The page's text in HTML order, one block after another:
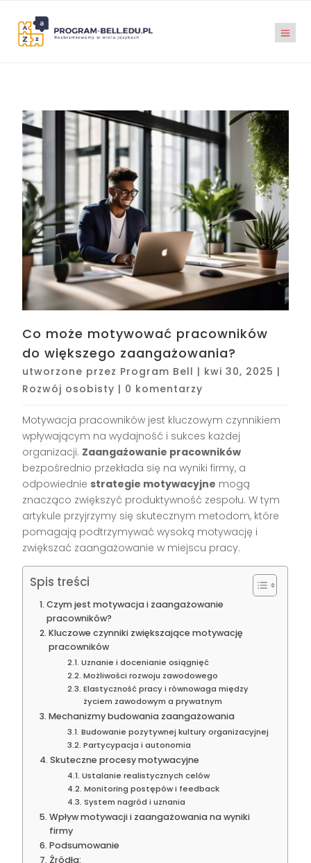
Co może motywować pracowników
do większego zaangażowania?
utworzone przez Program Bell | kwi 30, 2025 |
Rozwój osobisty | 0 komentarzy
Motywacja pracowników jest kluczowym czynnikiem
wpływającym na wydajność i sukces każdej
organizacji. Zaangażowanie pracowników
bezpośrednio przekłada się na wyniki firmy, a
odpowiednie strategie motywacyjne mogą
znacząco zwiększyć produktywność zespołu. W tym
artykule przyjrzymy się skutecznym metodom, które
pomagają podtrzymywać wysoką motywację i
zwiększać zaangażowanie w miejscu pracy.
Spis treści
Czym jest motywacja i zaangażowanie
pracowników?
Kluczowe czynniki zwiększające motywację
pracowników
Uznanie i docenianie osiągnięć
Możliwości rozwoju zawodowego
Elastyczność pracy i równowaga między
życiem zawodowym a prywatnym
Mechanizmy budowania zaangażowania
Budowanie pozytywnej kultury organizacyjnej
Partycypacja i autonomia
Skuteczne procesy motywacyjne
Ustalanie realistycznych celów
Monitoring postępów i feedback
System nagród i uznania
Wpływ motywacji i zaangażowania na wyniki
firmy
Podsumowanie
Źródła: